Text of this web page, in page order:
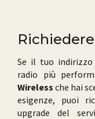
Se il tuo
radio più
Wireless che hai
esigenze, puoi
upgrade del